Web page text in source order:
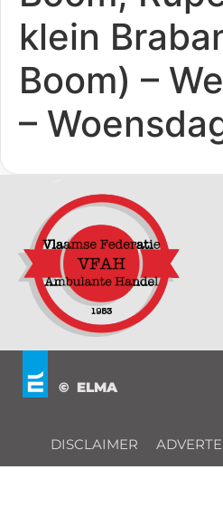
klein
Boom) –
–
© ELMA
DISCLAIMER